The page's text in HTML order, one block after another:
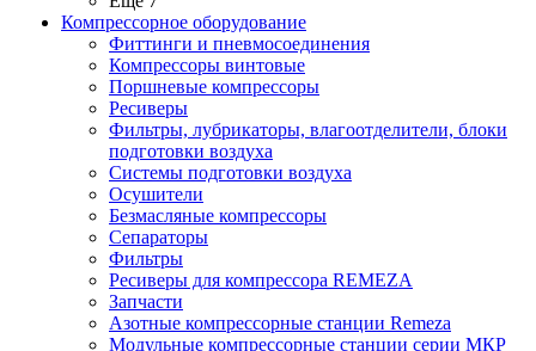
Компрессорное оборудование
Фиттинги и пневмосоединения
Компрессоры винтовые
Поршневые компрессоры
Ресиверы
Фильтры, лубрикаторы, влагоотделители, блоки
подготовки воздуха
Системы подготовки воздуха
Осушители
Безмасляные компрессоры
Сепараторы
Фильтры
Ресиверы для компрессора REMEZA
Запчасти
Азотные компрессорные станции Remeza
Модульные компрессорные станции серии МКР